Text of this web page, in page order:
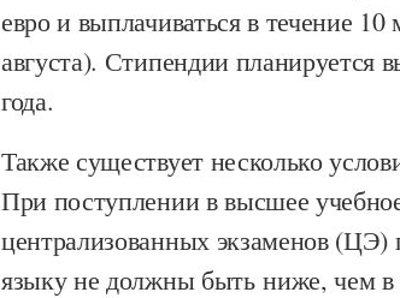
евро и выплачиваться в течение
августа). Стипендии планируется
года.
Также существует несколько
При поступлении в высшее
централизованных экзаменов
языку не должны быть ниже, чем в